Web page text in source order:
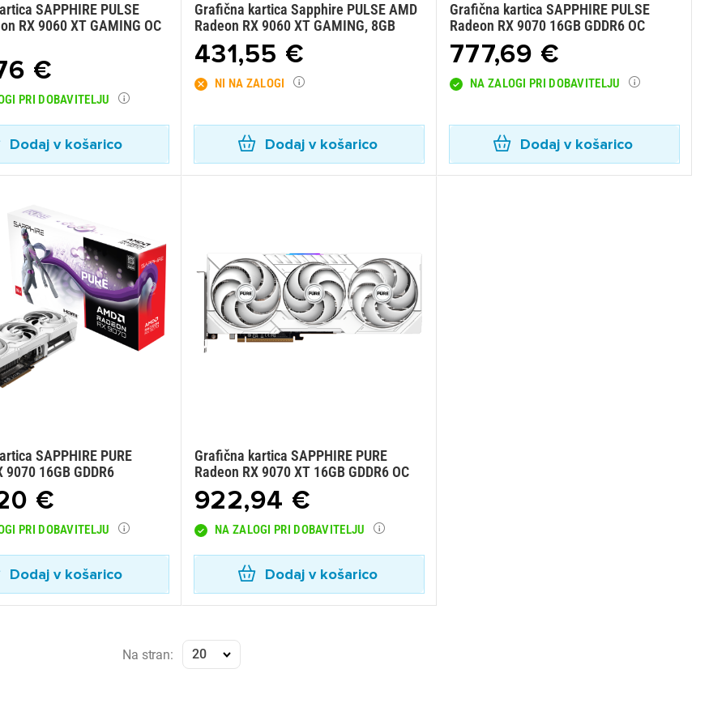
SAPPHIRE PULSE
RX 9060 XT GAMING OC
€
PRI DOBAVITELJU
Dodaj v košarico
Grafična kartica Sapphire PULSE AMD
Radeon RX 9060 XT GAMING, 8GB
431,55 €
NI NA ZALOGI
Dodaj v košarico
Grafična kartica SAPPHIRE PULSE
Radeon RX 9070 16GB GDDR6 OC
777,69 €
NA ZALOGI PRI DOBAVITELJU
Dodaj v košarico
SAPPHIRE PURE
9070 16GB GDDR6
€
PRI DOBAVITELJU
Dodaj v košarico
Grafična kartica SAPPHIRE PURE
Radeon RX 9070 XT 16GB GDDR6 OC
922,94 €
NA ZALOGI PRI DOBAVITELJU
Dodaj v košarico
Na stran: 20
na seznam želja morate biti prijavljeni.